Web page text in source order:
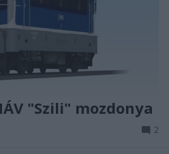
"Szili" mozdonya
2